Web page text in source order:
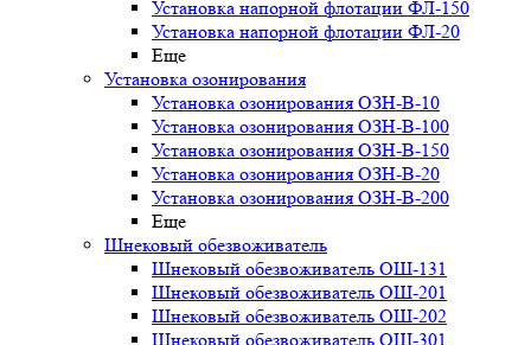
Установка напорной флотации ФЛ-150
Установка напорной флотации ФЛ-20
Еще
Установка озонирования
Установка озонирования ОЗН-В-10
Установка озонирования ОЗН-В-100
Установка озонирования ОЗН-В-150
Установка озонирования ОЗН-В-20
Установка озонирования ОЗН-В-200
Еще
Шнековый обезвоживатель
Шнековый обезвоживатель ОШ-131
Шнековый обезвоживатель ОШ-201
Шнековый обезвоживатель ОШ-202
Шнековый обезвоживатель ОШ-301